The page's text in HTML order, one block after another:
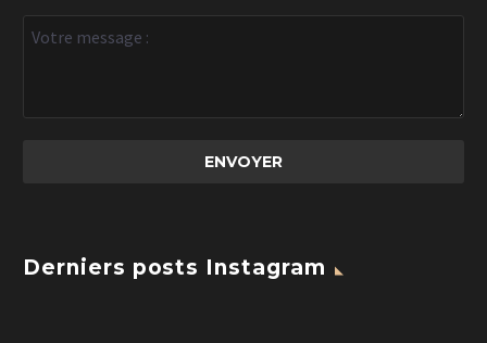
Derniers posts Instagram